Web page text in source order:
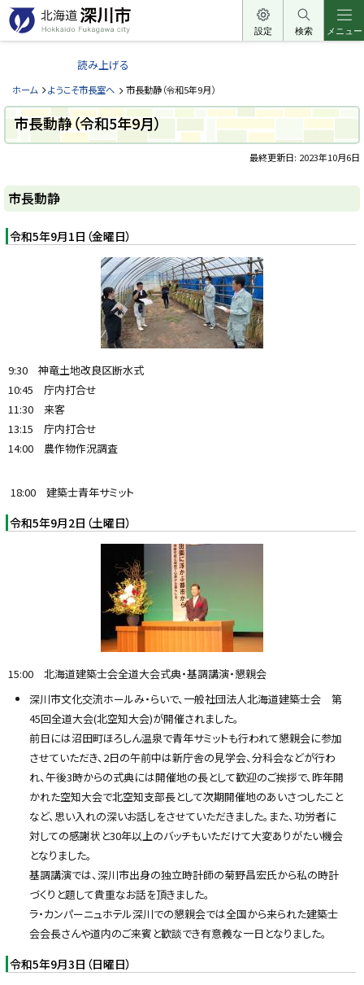
本
文
へ
ュ
へ
北
道
深
川
市
k
a
i
d
o
F
y
設定 検索 メニュー
読み上げる
ホーム ようこそ市長室へ 市長動静（令和5年9月）
市長動静（令和5年9月）
最終更新日: 2023年10月6日
ー
ジ
目
次
市長動静
令和5年9月1日（金曜日）
9:30 神竜土地改良区断水式
10:45 庁内打合せ
11:30 来客
13:15 庁内打合せ
14:00 農作物作況調査
18:00 建築士青年サミット
令和5年9月2日（土曜日）
15:00 北海道建築士会全道大会式典・基調講演・懇親会
深川市文化交流ホールみ・らいで、一般社団法人北海道建築士会 第
45回全道大会(北空知大会)が開催されました。
前日には沼田町ほろしん温泉で青年サミットも行われて懇親会に参加
させていただき、2日の午前中は新庁舎の見学会、分科会などが行わ
れ、午後3時からの式典には開催地の長として歓迎のご挨拶で、昨年開
かれた空知大会で北空知支部長として次期開催地のあいさつしたこと
など、思い入れの深いお話しをさせていただきました。また、功労者に
対しての感謝状と30年以上のバッチもいただけて大変ありがたい機会
となりました。
基調講演では、深川市出身の独立時計師の菊野昌宏氏から私の時計
づくりと題して貴重なお話を頂きました。
ラ・カンパーニュホテル深川での懇親会では全国から来られた建築士
会会長さんや道内のご来賓と歓談でき有意義な一日となりました。
令和5年9月3日（日曜日）